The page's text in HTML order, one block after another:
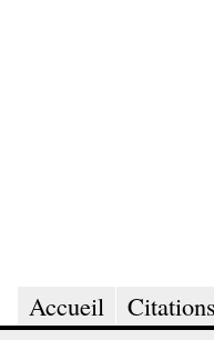
Accueil Citations